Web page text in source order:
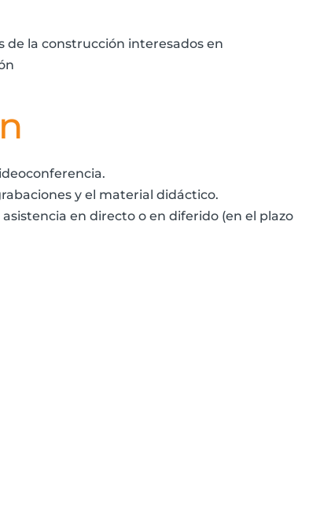
de la construcción interesados en
y el material didáctico.
en directo o en diferido (en el plazo